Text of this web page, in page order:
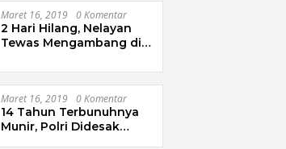
Maret 16, 2019 0 Komentar
2 Hari Hilang, Nelayan
Tewas Mengambang di
Maret 16, 2019 0 Komentar
14 Tahun Terbunuhnya
Munir, Polri Didesak